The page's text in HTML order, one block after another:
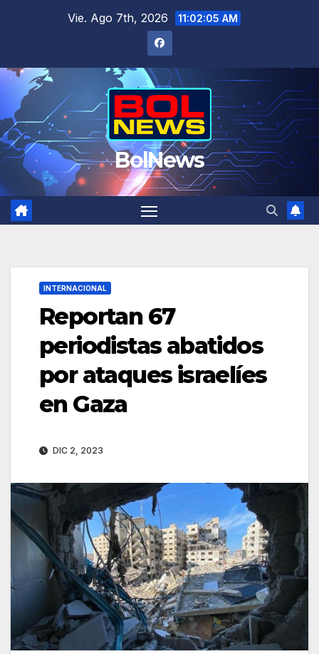
Vie. Ago 7th, 2026 11:02:06 AM
BolNews
INTERNACIONAL
Reportan 67
periodistas abatidos
por ataques israelíes
en Gaza
DIC 2, 2023